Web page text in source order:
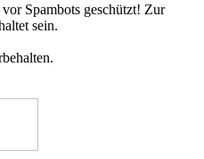
Spambots geschützt! Zur
sein.